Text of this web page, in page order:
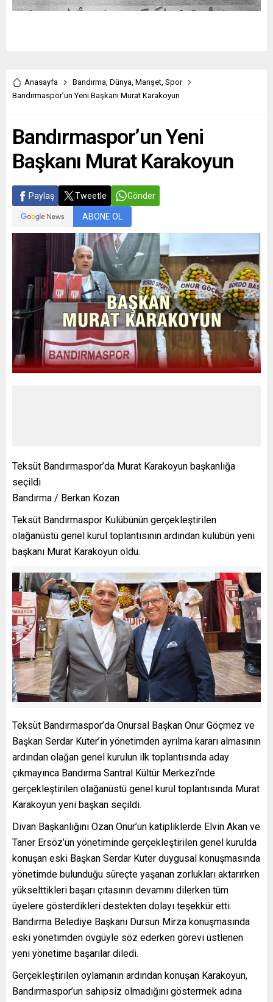
Anasayfa Bandırma, Dünya, Manşet, Spor
Bandırmaspor’un Yeni Başkanı Murat Karakoyun
Bandırmaspor’un Yeni
Başkanı Murat Karakoyun
Paylaş Tweetle Gönder
ABONE OL
Teksüt Bandırmaspor’da Murat Karakoyun başkanlığa
seçildi
Bandırma / Berkan Kozan
Teksüt Bandırmaspor Kulübünün gerçekleştirilen
olağanüstü genel kurul toplantısının ardından kulübün yeni
başkanı Murat Karakoyun oldu.
Teksüt Bandırmaspor’da Onursal Başkan Onur Göçmez ve
Başkan Serdar Kuter’in yönetimden ayrılma kararı almasının
ardından olağan genel kurulun ilk toplantısında aday
çıkmayınca Bandırma Santral Kültür Merkezi’nde
gerçekleştirilen olağanüstü genel kurul toplantısında Murat
Karakoyun yeni başkan seçildi.
Divan Başkanlığını Ozan Onur’un katipliklerde Elvin Akan ve
Taner Ersöz’ün yönetiminde gerçekleştirilen genel kurulda
konuşan eski Başkan Serdar Kuter duygusal konuşmasında
yönetimde bulunduğu süreçte yaşanan zorlukları aktarırken
yükselttikleri başarı çıtasının devamını dilerken tüm
üyelere gösterdikleri destekten dolayı teşekkür etti.
Bandırma Belediye Başkanı Dursun Mirza konuşmasında
eski yönetimden övgüyle söz ederken görevi üstlenen
yeni yönetime başarılar diledi.
Gerçekleştirilen oylamanın ardından konuşan Karakoyun,
Bandırmaspor’un sahipsiz olmadığını göstermek adına